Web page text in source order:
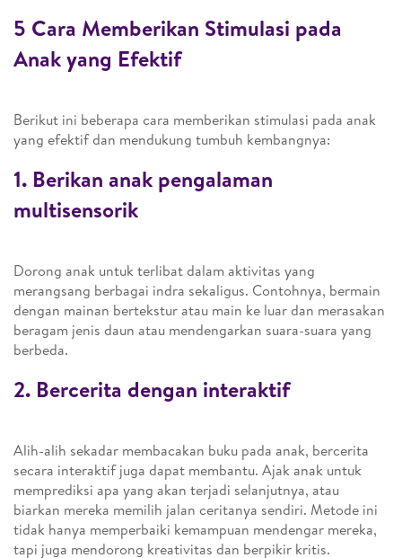
5 Cara Memberikan Stimulasi pada
Anak yang Efektif
Berikut ini beberapa cara memberikan stimulasi pada anak
yang efektif dan mendukung tumbuh kembangnya:
1. Berikan anak pengalaman
multisensorik
Dorong anak untuk terlibat dalam aktivitas yang
merangsang berbagai indra sekaligus. Contohnya, bermain
dengan mainan bertekstur atau main ke luar dan merasakan
beragam jenis daun atau mendengarkan suara-suara yang
berbeda.
2. Bercerita dengan interaktif
Alih-alih sekadar membacakan buku pada anak, bercerita
secara interaktif juga dapat membantu. Ajak anak untuk
memprediksi apa yang akan terjadi selanjutnya, atau
biarkan mereka memilih jalan ceritanya sendiri. Metode ini
tidak hanya memperbaiki kemampuan mendengar mereka,
tapi juga mendorong kreativitas dan berpikir kritis.